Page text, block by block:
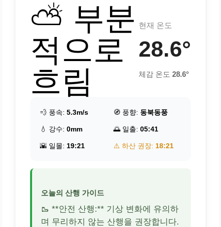
⛅ 부분
적으로
흐림
현재 온도
28.6°
체감 온도 28.6°
💨 풍속: 5.3m/s 🧭 풍향: 동북동풍
💧 강수: 0mm 🌅 일출: 05:41
🌇 일몰: 19:21 ⚠️ 하산 권장: 18:21
오늘의 산행 가이드
🥾 **안전 산행:** 기상 변화에 유의하
며 무리하지 않는 산행을 권장합니다.